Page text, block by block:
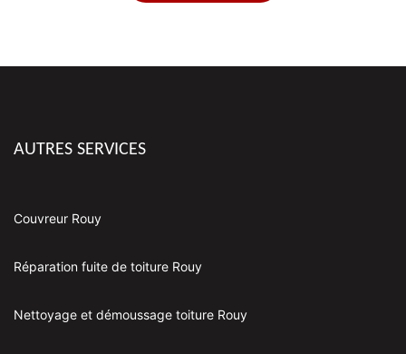
AUTRES SERVICES
Couvreur Rouy
Réparation fuite de toiture Rouy
Nettoyage et démoussage toiture Rouy